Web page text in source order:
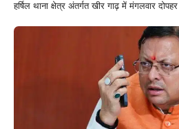
हर्षिल थाना क्षेत्र अंतर्गत खीर गाढ़ में मंगलवार